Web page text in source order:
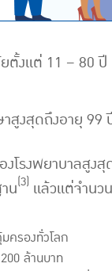
ตั้งแต่ 11 – 80 ปี
สูงสุดถึงอายุ 99
โรงพยาบาลสูงสุ
น(3) แล้วแต่จำนว
ครองทั่วโลก
ล้านบาท